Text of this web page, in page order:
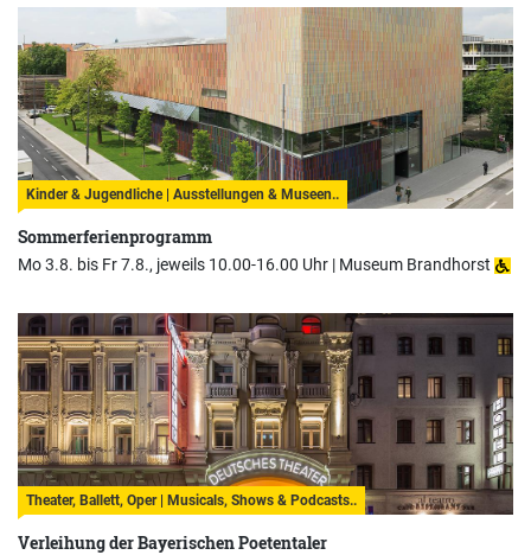
Kinder & Jugendliche | Ausstellungen & Museen..
Sommerferienprogramm
Mo 3.8. bis Fr 7.8., jeweils 10.00-16.00 Uhr | Museum Brandhorst
Theater, Ballett, Oper | Musicals, Shows & Podcasts..
Verleihung der Bayerischen Poetentaler